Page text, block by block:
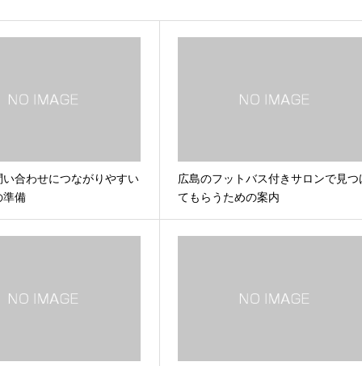
い合わせにつながりやすい
準備
広島のフットバス付きサロンで見つ
てもらうための案内